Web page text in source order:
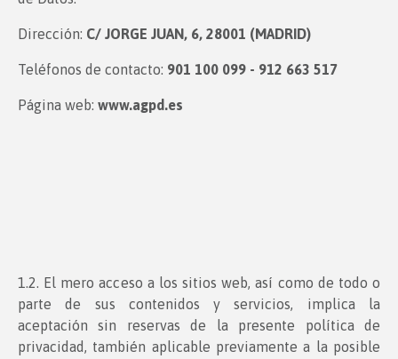
Dirección: C/ JORGE JUAN, 6, 28001 (MADRID)
Teléfonos de contacto: 901 100 099 - 912 663 517
Página web: www.agpd.es
1.2. El mero acceso a los sitios web, así como de todo o
parte de sus contenidos y servicios, implica la
aceptación sin reservas de la presente política de
privacidad, también aplicable previamente a la posible